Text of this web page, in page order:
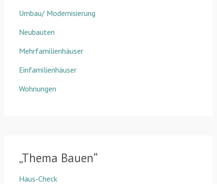
Umbau/ Modernisierung
Neubauten
Mehrfamilienhäuser
Einfamilienhäuser
Wohnungen
„Thema Bauen“
Haus-Check